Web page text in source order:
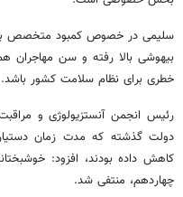
سلیمی در خصوص کمبود متخصص
بیهوشی بالا رفته و سن مهاجران
خطری برای نظام سلامت کشور باشد.
رئیس انجمنآنستزیولوژیو
کاهش داده بودند، افزود:
چهاردهم، منتفی شد.